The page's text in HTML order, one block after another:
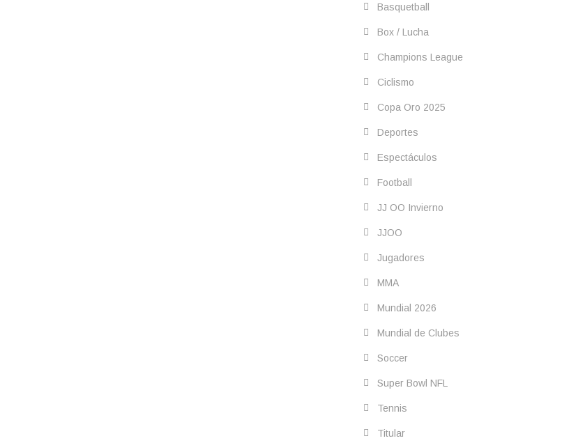
Basquetball
Box / Lucha
Champions League
Ciclismo
Copa Oro 2025
Deportes
Espectáculos
Football
JJ OO Invierno
JJOO
Jugadores
MMA
Mundial 2026
Mundial de Clubes
Soccer
Super Bowl NFL
Tennis
Titular